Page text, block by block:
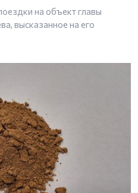
на объект главы
высказанное на его